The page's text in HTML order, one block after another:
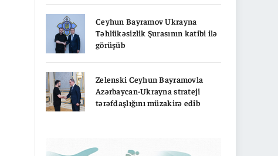
Ceyhun Bayramov Ukrayna
Təhlükəsizlik Şurasının katibi ilə
görüşüb
Zelenski Ceyhun Bayramovla
Azərbaycan-Ukrayna strateji
tərəfdaşlığını müzakirə edib